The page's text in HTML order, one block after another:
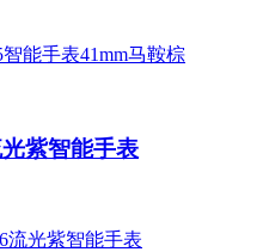
紫智能手表